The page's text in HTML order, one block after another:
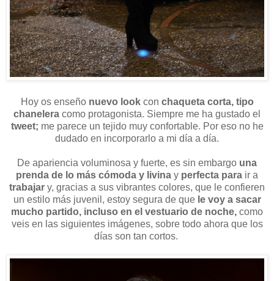
Hoy os enseño nuevo lookcon chaqueta corta, tipo
chanelera como protagonista. Siempre me ha gustado el
tweet; me parece un tejido muy confortable. Por eso no he
dudado en incorporarlo a mi día a día.
De apariencia voluminosa y fuerte, es sin embargo una
prenda de lo más cómoda y livina y perfecta para ir a
trabajar y, gracias a sus vibrantes colores, que le confieren
un estilo más juvenil, estoy segura de que le voy a sacar
mucho partido, incluso en el vestuario de noche, como
veis en las siguientes imágenes, sobre todo ahora que los
días son tan cortos.